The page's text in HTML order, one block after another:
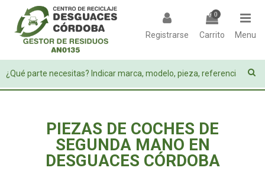
Registrarse
0
Carrito Menu
PIEZAS DE COCHES DE
SEGUNDA MANO EN
DESGUACES CÓRDOBA